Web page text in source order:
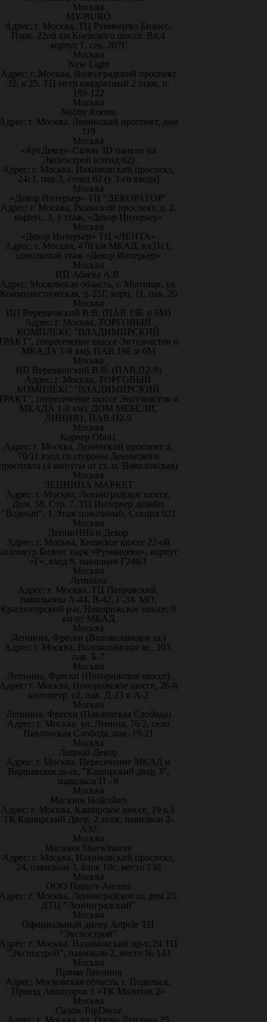
Москва
MY-BURO
Адрес: г. Москва, ТЦ Румянцево Бизнес-
Парк. 22ой км Киевского шоссе. Вл.4
корпус Г, сек. 207Г
Москва
New Light
Адрес: г. Москва, Волгоградский проспект
32, к 25. ТЦ метр квадратный 2 этаж, п.
199-122
Москва
Nobby Rooms
г. Москва, Ленинский проспект, дом
119
Москва
«АртДекор» Салон 3D панели на
Экспострой (стенд 62)
Адрес: г. Москва, Нахимовский проспект,
24с1, пав.3, стенд 62 (у 3-го входа)
Москва
«Декор Интерьер» ТЦ "ДЕКОРАТОР"
Адрес: г. Москва, Рязанский проспект, д. 2,
корпус. 3, 1 этаж, «Декор Интерьер»
Москва
«Декор Интерьер» ТЦ «ЛЕНТА»
Адрес: г. Москва, 47й км МКАД, вл31с1,
цокольный этаж «Декор Интерьер»
Москва
ИП Абаева А.В.
Адрес: Московская область, г. Мытищи, ул.
Коммунистическая, д. 25Г, корп. 11, пав. 20
Москва
ИП Верещинский В.В. (ПАВ.19Е и 6М)
Адрес: г. Москва, ТОРГОВЫЙ
КОМПЛЕКС "ВЛАДИМИРСКИЙ
(пересечение шоссе Энтузиастов и
МКАДА 1-й км), ПАВ.19Е и 6М
Москва
ИП Верещинский В.В. (ПАВ.П2-9)
Адрес: г. Москва, ТОРГОВЫЙ
КОМПЛЕКС "ВЛАДИМИРСКИЙ
(пересечение шоссе Энтузиастов и
МКАДА 1-й км), ДОМ МЕБЕЛИ,
ЛИНИЯ1, ПАВ.П2-9
Москва
Корнер Oboi1
Адрес: г. Москва, Ленинский проспект д.
70/11 вход со стороны Ленинского
(4 минуты от ст. м. Вавиловская)
Москва
ЛЕПНИНА МАРКЕТ
Адрес: г. Москва, Ленинградское шоссе,
Дом. 58, Стр. 7, ТЦ Интерьер дизайн
"Водный", 1 Этаж цокольный, Секция 021
Москва
ЛепниННа и Декор
Адрес: г. Москва, Киевское шоссе 22-ой
Бизнес парк «Румянцево», корпус
«Г», вход 9, павильон Г246/1
Москва
Лепнина
Адрес: г. Москва, ТЦ Петровский,
павильоны А-44, В-42, Г-34. МО,
Красногорский р-н, Новорижское шоссе, 9
км от МКАД
Москва
Лепнина, Фрески (Волоколамское ш.)
Адрес: г. Москва, Волоколамское ш., 103,
пав. Б-7
Москва
Лепнина, Фрески (Новорижское шоссе)
г. Москва, Новорижское шоссе, 26-й
километр, с2, пав. Д-23 и А-2
Москва
Лепнина, Фрески (Павловская Слобода)
Адрес: г. Москва, ул. Ленина, 76/2, село
Павловская Слобода, пав. 19-21
Москва
Лепной Декор
Адрес: г. Москва, Пересечение МКАД и
Варшавское ш-се, "Каширский двор 3",
павильон П - 8
Москва
Магазин Holicolors
Адрес: г. Москва, Каширское шоссе, 19 к.1
ТК Каширский Двор, 2 этаж, павильон 2-
А30
Москва
Магазин Sherwinstore
Адрес: г. Москва, Нахимовский проспект,
24, павильон 3, блок 10с, место 130
Москва
ООО Паркет-Авeню
г. Москва, Ленинградское ш, дом 25.
ДТЦ "Ленинградский"
Москва
Официальный дилер Artpole ТЦ
"Экспострой"
г. Москва, Нахимовский пр-т, 24 ТЦ
"Экспострой", павильон 2, место № 143
Москва
Прима Лепнина
Адрес: Московская область, г. Подольск,
Проезд Авиаторов 1 «ТК Молоток 2»
Москва
Салон TopDecor
Адрес: г. Москва, ул. Олеко Дундича 25